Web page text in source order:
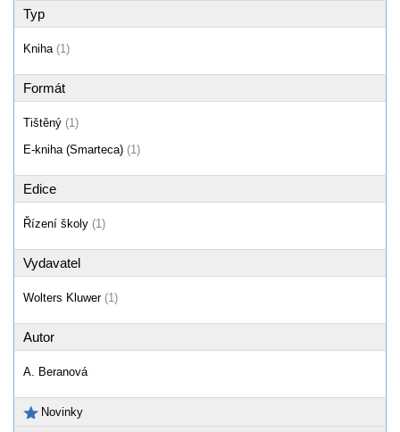
Typ
Kniha (1)
Formát
Tištěný (1)
E-kniha (Smarteca) (1)
Edice
Řízení školy (1)
Vydavatel
Wolters Kluwer (1)
Autor
A. Beranová
Novinky